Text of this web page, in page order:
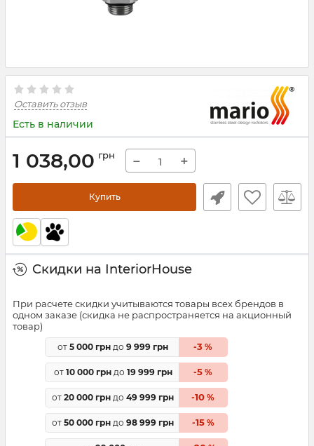
Оставить отзыв
Есть в наличии
1 038,00 грн − +
Купить
Скидки на InteriorHouse
При расчете скидки учитываются товары всех брендов в
одном заказе (скидка не распространяется на акционный
товар)
от 5 000 грн до 9 999 грн -3 %
от 10 000 грндо 19 999 грн -5 %
от 20 000 грн до 49 999 грн -10 %
от 50 000 грн до 98 999 грн -15%